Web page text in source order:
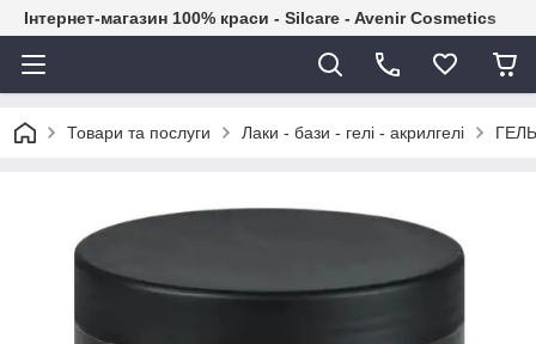
Інтернет-магазин 100% краси - Silcare - Avenir Cosmetics
Товари та послуги Лаки - бази - гелі - акрилгелі